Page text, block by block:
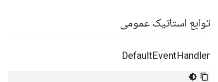
توابع استاتیک عمومی
DefaultEventHandler